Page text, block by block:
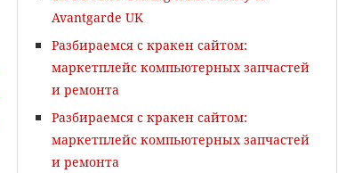
Avantgarde UK
Разбираемся с кракен сайтом:
маркетплейс компьютерных запчастей
и ремонта
Разбираемся с кракен сайтом:
маркетплейс компьютерных запчастей
и ремонта